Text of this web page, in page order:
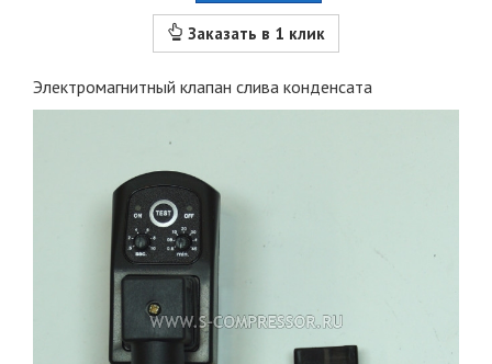
Заказать в 1 клик
Электромагнитный клапан слива конденсата